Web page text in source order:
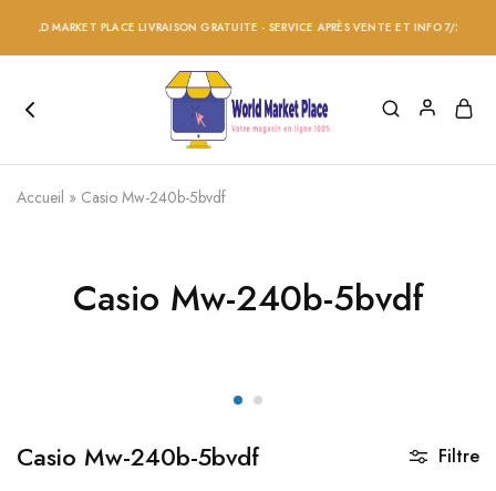
MARKET PLACE LIVRAISON GRATUITE - SERVICE APRÈS VENTE ET INFO 7/24 -
Accueil » Casio Mw-240b-5bvdf
Casio Mw-240b-5bvdf
Casio Mw-240b-5bvdf Filtre